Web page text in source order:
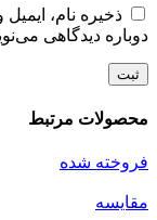
ذخیره نام،
دوباره دیدگاهی
محصولات مرتبط
فروخته شده
مقايسه